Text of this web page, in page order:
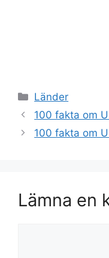
Kategorier
Länder
100 fakta om
100 fakta om
Lämna en